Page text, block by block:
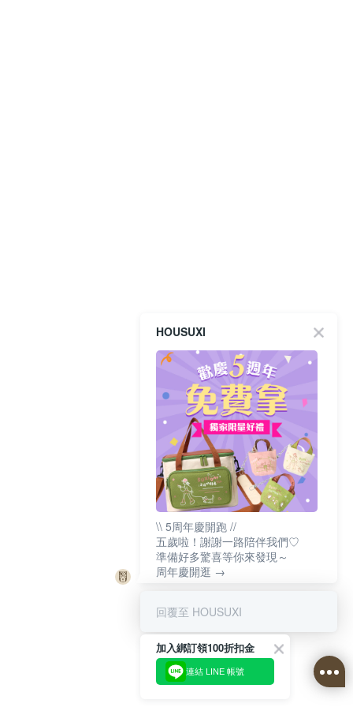
HOUSUXI
\\ 5周年慶開跑 //
五歲啦！謝謝一路陪伴我們♡
準備好多驚喜等你來發現～
周年慶開逛 →
回覆至 HOUSUXI
加入綁訂領100折扣金
連結 LINE 帳號